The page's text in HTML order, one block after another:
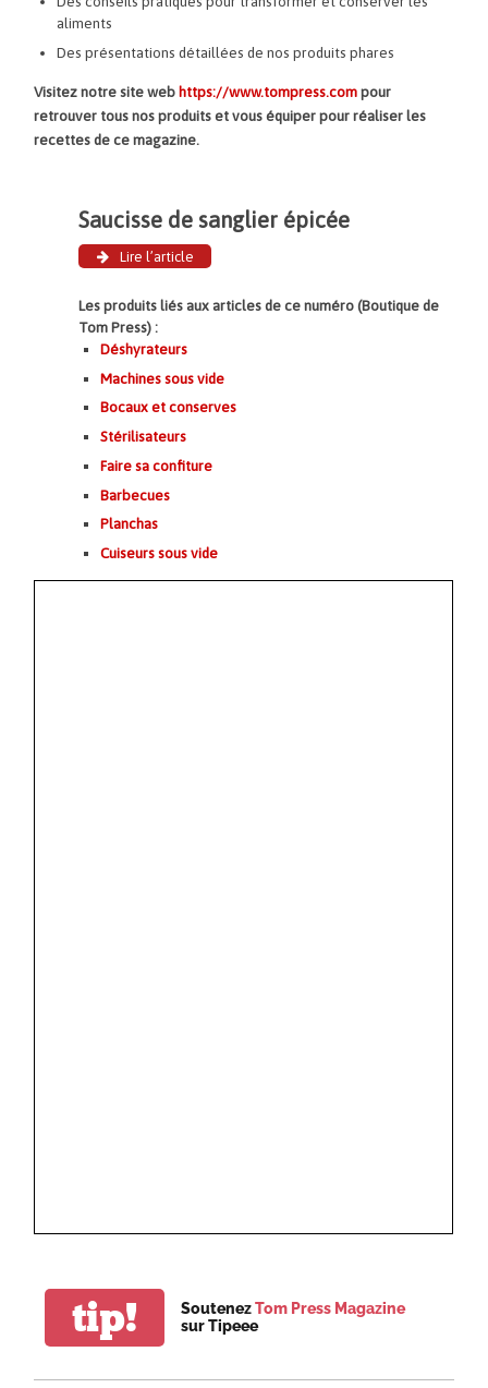
aliments
Des présentations détaillées de nos produits phares
Visitez notre site webhttps://www.tompress.compour
retrouver tous nos produits et vous équiper pour réaliser les
recettes de ce magazine.
Saucisse de sanglier épicée
Lire l’article
Les produits liés aux articles de ce numéro (Boutique de
Tom Press) :
Déshyrateurs
Machines sous vide
Bocaux et conserves
Stérilisateurs
Faire sa confiture
Barbecues
Planchas
Cuiseurs sous vide
tip! SoutenezTom Press Magazine
sur Tipeee